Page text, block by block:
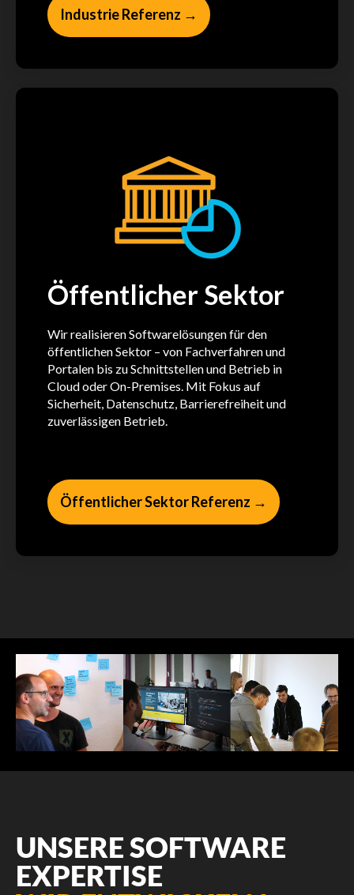
Industrie Referenz →
Öffentlicher Sektor
Wir realisieren Softwarelösungen für den
öffentlichen Sektor – von Fachverfahren und
Portalen bis zu Schnittstellen und Betrieb in
Cloud oder On-Premises. Mit Fokus auf
Sicherheit, Datenschutz, Barrierefreiheit und
zuverlässigen Betrieb.
Öffentlicher Sektor Referenz →
UNSERE SOFTWARE
EXPERTISE